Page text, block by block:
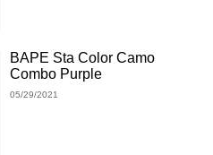
BAPE Sta Color Camo
Combo Purple
05/29/2021